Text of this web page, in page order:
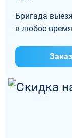
Бригада
в любое